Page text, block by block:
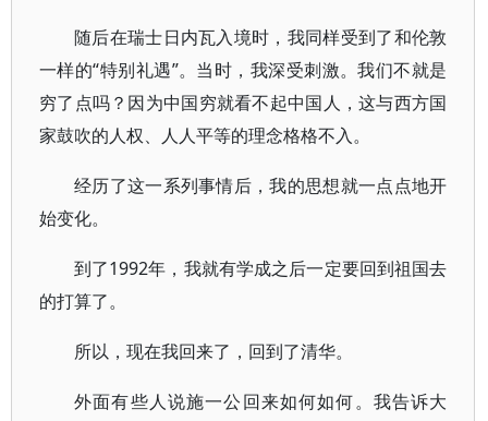
随后在瑞士日内瓦入境时，我同样受到了和伦敦
一样的“特别礼遇”。当时，我深受刺激。我们不就是
穷了点吗？因为中国穷就看不起中国人，这与西方国
家鼓吹的人权、人人平等的理念格格不入。
经历了这一系列事情后，我的思想就一点点地开
始变化。
到了1992年，我就有学成之后一定要回到祖国去
的打算了。
所以，现在我回来了，回到了清华。
外面有些人说施一公回来如何如何。我告诉大